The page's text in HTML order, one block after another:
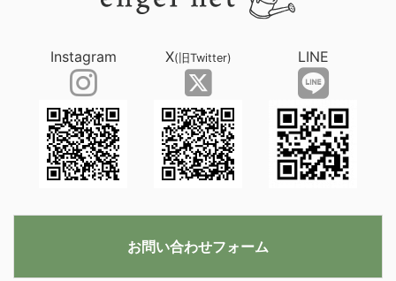
Instagram X(旧Twitter) LINE
お問い合わせフォーム